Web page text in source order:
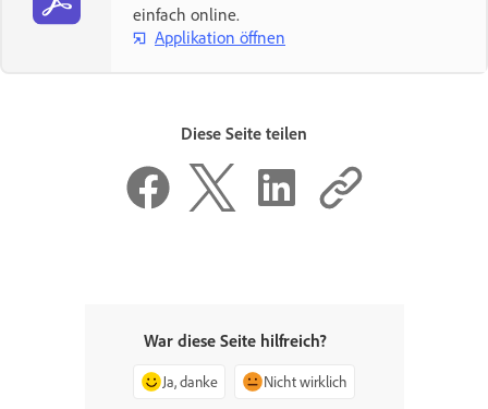
einfach online.
Applikation öffnen
Diese Seite teilen
War diese Seite hilfreich?
Ja, danke Nicht wirklich